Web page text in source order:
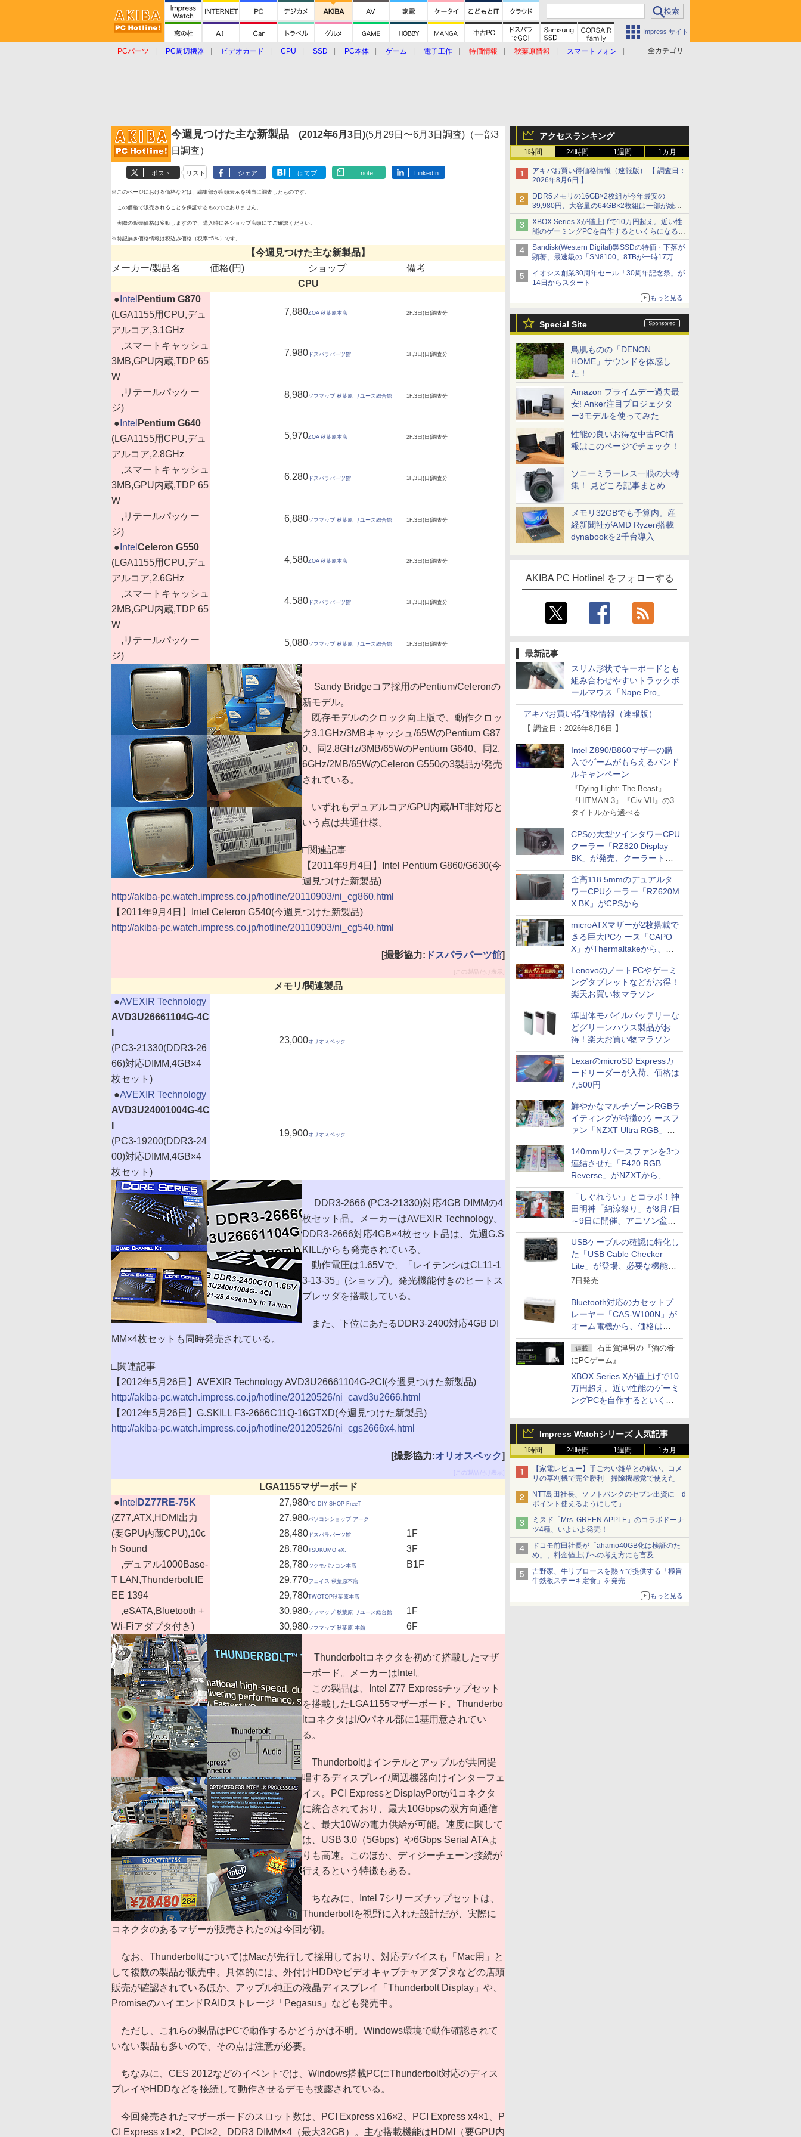
Impress サイト
全カテゴリ
PCパーツ PC周辺機器 ビデオカード CPU SSD PC本体 ゲーム 電子工作 特価情報 秋葉原情報
スマートフォン
アクセスランキング
1時間 24時間 1週間 1カ月
アキバお買い得価格情報（速報版） 【 調査日：
2026年8月6日 】
DDR5メモリの16GB×2枚組が今年最安の
39,980円、大容量の64GB×2枚組は一部が続騰
[8月前半のメモリ価格]
XBOX Series Xが値上げで10万円超え。近い性
能のゲーミングPCを自作するといくらになる？
【石田賀津男の『酒の肴にPCゲーム』】
Sandisk(Western Digital)製SSDの特価・下落が
顕著、最速級の「SN8100」8TBが一時17万円
割れ [8月前半のSSD価格]
イオシス創業30周年セール「30周年記念祭」が
14日からスタート
もっと見る
Special Site
鳥肌ものの「DENON
HOME」サウンドを体感し
た！
Amazon プライムデー過去最
安! Anker注目プロジェクタ
ー3モデルを使ってみた
性能の良いお得な中古PC情
報はこのページでチェック！
ソニーミラーレス一眼の大特
集！ 見どころ記事まとめ
メモリ32GBでも予算内。産
経新聞社がAMD Ryzen搭載
dynabookを2千台導入
AKIBA PC Hotline! をフォローする
最新記事
スリム形状でキーボードとも
組み合わせやすいトラックボ
ールマウス「Nape Pro」が
Keychronから
アキバお買い得価格情報（速報版）
【 調査日：2026年8月6日 】
Intel Z890/B860マザーの購
入でゲームがもらえるバンド
ルキャンペーン
『Dying Light: The Beast』
『HITMAN 3』『Civ VII』の3
タイトルから選べる
CPSの大型ツインタワーCPU
クーラー「RZ820 Display
BK」が発売、クーラートッ
プに5インチ液晶搭載
全高118.5mmのデュアルタ
ワーCPUクーラー「RZ620M
X BK」がCPSから
microATXマザーが2枚搭載で
きる巨大PCケース「CAPO
X」がThermaltakeから、カ
ラーは2色
LenovoのノートPCやゲーミ
ングタブレットなどがお得！
楽天お買い物マラソン
準固体モバイルバッテリーな
どグリーンハウス製品がお
得！楽天お買い物マラソン
LexarのmicroSD Expressカ
ードリーダーが入荷、価格は
7,500円
鮮やかなマルチゾーンRGBラ
イティングが特徴のケースフ
ァン「NZXT Ultra RGB」が
発売、計8製品
140mmリバースファンを3つ
連結させた「F420 RGB
Reverse」がNZXTから、単
一フレーム採用
「しぐれうい」とコラボ！神
田明神「納涼祭り」が8月7日
～9日に開催、アニソン盆踊
りや屋台グルメなどもあり
USBケーブルの確認に特化し
た「USB Cable Checker
Lite」が登場、必要な機能を
凝縮しコンパクトに
7日発売
Bluetooth対応のカセットプ
レーヤー「CAS-W100N」が
オーム電機から、価格は
5,940円
連載
石田賀津男の『酒の肴
にPCゲーム』
XBOX Series Xが値上げで10
万円超え。近い性能のゲーミ
ングPCを自作するといくら
Impress Watchシリーズ 人気記事
1時間 24時間 1週間 1カ月
【家電レビュー】手ごわい雑草との戦い、コメ
リの草刈機で完全勝利 掃除機感覚で使えた
NTT島田社長、ソフトバンクのセブン出資に「d
ポイント使えるようにして」
ミスド「Mrs. GREEN APPLE」のコラボドーナ
ツ4種、いよいよ発売！
ドコモ前田社長が「ahamo40GB化は検証のた
め」、料金値上げへの考え方にも言及
吉野家、牛リブロースを熱々で提供する「極旨
牛鉄板ステーキ定食」を発売
もっと見る
今週見つけた主な新製品 (2012年6月3日)(5月29日〜6月3日調査)（一部3
日調査）
ポスト リスト シェア はてブ note LinkedIn
※このページにおける価格などは、編集部が店頭表示を独自に調査したものです。
この価格で販売されることを保証するものではありません。
実際の販売価格は変動しますので、購入時に各ショップ店頭にてご確認ください。
※特記無き価格情報は税込み価格（税率=5％）です。
【今週見つけた主な新製品】
メーカー/製品名
価格(円) ショップ
備考
CPU
● Intel Pentium G870
(LGA1155用CPU,デュ
アルコア,3.1GHz
,スマートキャッシュ
3MB,GPU内蔵,TDP 65
W
,リテールパッケー
ジ)
7,880ZOA 秋葉原本店 2F,3日(日)調査分
7,980 ドスパラパーツ館 1F,3日(日)調査分
8,980ソフマップ 秋葉原 リユース総合館 1F,3日(日)調査分
● Intel Pentium G640
(LGA1155用CPU,デュ
アルコア,2.8GHz
,スマートキャッシュ
3MB,GPU内蔵,TDP 65
W
,リテールパッケー
ジ)
5,970ZOA 秋葉原本店 2F,3日(日)調査分
6,280 ドスパラパーツ館 1F,3日(日)調査分
6,880ソフマップ 秋葉原 リユース総合館 1F,3日(日)調査分
● Intel Celeron G550
(LGA1155用CPU,デュ
アルコア,2.6GHz
,スマートキャッシュ
2MB,GPU内蔵,TDP 65
W
,リテールパッケー
ジ)
4,580ZOA 秋葉原本店 2F,3日(日)調査分
4,580 ドスパラパーツ館 1F,3日(日)調査分
5,080ソフマップ 秋葉原 リユース総合館 1F,3日(日)調査分
Sandy Bridgeコア採用のPentium/Celeronの
新モデル。
既存モデルのクロック向上版で、動作クロッ
ク3.1GHz/3MBキャッシュ/65WのPentium G87
0、同2.8GHz/3MB/65WのPentium G640、同2.
6GHz/2MB/65WのCeleron G550の3製品が発売
されている。
いずれもデュアルコア/GPU内蔵/HT非対応と
いう点は共通仕様。
□関連記事
【2011年9月4日】Intel Pentium G860/G630(今
週見つけた新製品)
http://akiba-pc.watch.impress.co.jp/hotline/20110903/ni_cg860.html
【2011年9月4日】Intel Celeron G540(今週見つけた新製品)
http://akiba-pc.watch.impress.co.jp/hotline/20110903/ni_cg540.html
[撮影協力: ドスパラパーツ館]
[この製品だけ表示]
メモリ/関連製品
●AVEXIR Technology
AVD3U26661104G-4C
(PC3-21330(DDR3-26
66)対応DIMM,4GB×4
枚セット)
23,000オリオスペック
●AVEXIR Technology
AVD3U24001004G-4C
(PC3-19200(DDR3-24
00)対応DIMM,4GB×4
枚セット)
19,900オリオスペック
DDR3-2666 (PC3-21330)対応4GB DIMMの4
枚セット品。メーカーはAVEXIR Technology。
DDR3-2666対応4GB×4枚セット品は、先週G.S
KILLからも発売されている。
動作電圧は1.65Vで、「レイテンシはCL11-1
3-13-35」(ショップ)。発光機能付きのヒートス
プレッダを搭載している。
また、下位にあたるDDR3-2400対応4GB DI
MM×4枚セットも同時発売されている。
□関連記事
【2012年5月26日】AVEXIR Technology AVD3U26661104G-2CI(今週見つけた新製品)
http://akiba-pc.watch.impress.co.jp/hotline/20120526/ni_cavd3u2666.html
【2012年5月26日】G.SKILL F3-2666C11Q-16GTXD(今週見つけた新製品)
http://akiba-pc.watch.impress.co.jp/hotline/20120526/ni_cgs2666x4.html
[撮影協力:オリオスペック]
[この製品だけ表示]
LGA1155マザーボード
● Intel DZ77RE-75K
(Z77,ATX,HDMI出力
(要GPU内蔵CPU),10c
h Sound
,デュアル1000Base-
T LAN,Thunderbolt,IE
EE 1394
,eSATA,Bluetooth +
Wi-Fiアダプタ付き)
27,980PC DIY SHOP FreeT
27,980パソコンショップ アーク
28,480 ドスパラパーツ館
1F
28,780TSUKUMO eX.
3F
28,780ツクモパソコン本店
B1F
29,770フェイス 秋葉原本店
29,780TWOTOP秋葉原本店
30,980ソフマップ 秋葉原 リユース総合館
1F
30,980ソフマップ 秋葉原 本館 6F
Thunderboltコネクタを初めて搭載したマザ
ーボード。メーカーはIntel。
この製品は、Intel Z77 Expressチップセット
を搭載したLGA1155マザーボード。Thunderbo
ltコネクタはI/Oパネル部に1基用意されてい
る。
Thunderboltはインテルとアップルが共同提
唱するディスプレイ/周辺機器向けインターフェ
イス。PCI ExpressとDisplayPortが1コネクタ
に統合されており、最大10Gbpsの双方向通信
と、最大10Wの電力供給が可能。速度に関して
は、USB 3.0（5Gbps）や6Gbps Serial ATAよ
りも高速。このほか、ディジーチェーン接続が
行えるという特徴もある。
ちなみに、Intel 7シリーズチップセットは、
Thunderboltを視野に入れた設計だが、実際に
コネクタのあるマザーが販売されたのは今回が初。
なお、ThunderboltについてはMacが先行して採用しており、対応デバイスも「Mac用」と
して複数の製品が販売中。具体的には、外付けHDDやビデオキャプチャアダプタなどの店頭
販売が確認されているほか、アップル純正の液晶ディスプレイ「Thunderbolt Display」や、
PromiseのハイエンドRAIDストレージ「Pegasus」なども発売中。
ただし、これらの製品はPCで動作するかどうかは不明。Windows環境で動作確認されて
いない製品も多いので、その点は注意が必要。
ちなみに、CES 2012などのイベントでは、Windows搭載PCにThunderbolt対応のディス
プレイやHDDなどを接続して動作させるデモも披露されている。
今回発売されたマザーボードのスロット数は、PCI Express x16×2、PCI Express x4×1、P
CI Express x1×2、PCI×2、DDR3 DIMM×4（最大32GB）。主な搭載機能はHDMI（要GPU内